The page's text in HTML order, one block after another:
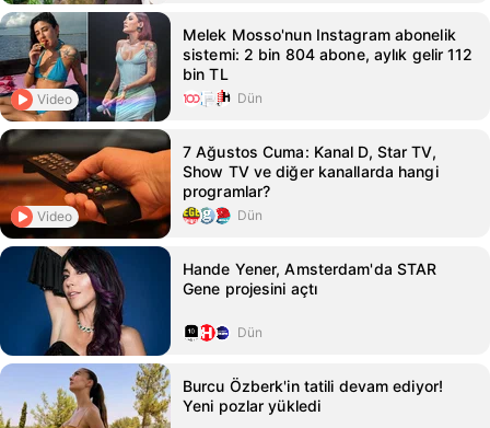
Video
Melek Mosso'nun Instagram abonelik
sistemi: 2 bin 804 abone, aylık gelir 112
bin TL
Dün
Video
7 Ağustos Cuma: Kanal D, Star TV,
Show TV ve diğer kanallarda hangi
programlar?
Dün
Hande Yener, Amsterdam'da STAR
Gene projesini açtı
Dün
Burcu Özberk'in tatili devam ediyor!
Yeni pozlar yükledi